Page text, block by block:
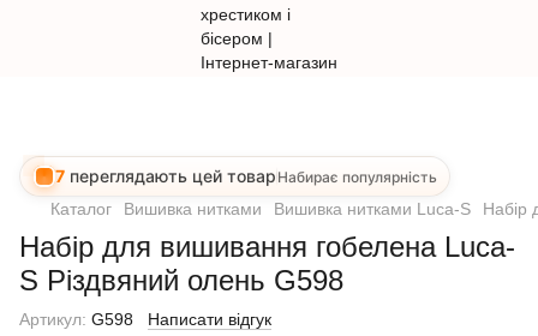
7 переглядають цей товар Набирає популярність
Каталог Вишивка нитками Вишивка нитками Luca-S Набір
Набір для вишивання гобелена Luca-
S Різдвяний олень G598
Артикул: G598 Написати відгук